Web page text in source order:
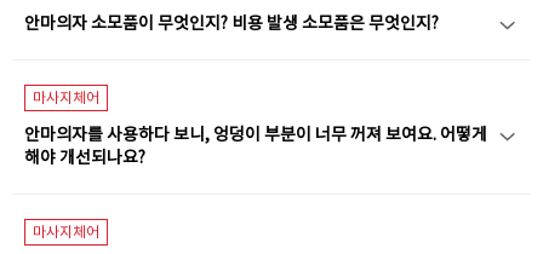
안마의자 소모품이 무엇인지? 비용 발생 소모품은 무엇인지?
마사지체어
안마의자를 사용하다 보니, 엉덩이 부분이 너무 꺼져 보여요. 어떻게
해야 개선되나요?
마사지체어